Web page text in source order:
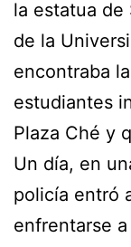
la estatua de
de la
encontraba
estudiantes
Plaza Ché y
Un día, en
policía entró
enfrentarse